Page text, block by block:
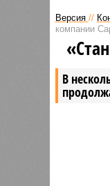
против
данное
Версия //
компании
В